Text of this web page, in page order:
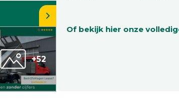
+52
Of bekijk hier onze